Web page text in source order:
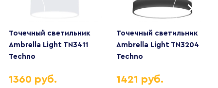
Точечный светильник
Ambrella Light TN3411
Techno
1360 руб.
Точечный светильник
Ambrella Light TN3204
Techno
1421 руб.